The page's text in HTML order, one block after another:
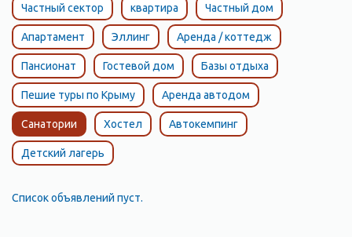
Частный сектор квартира Частный дом
Апартамент Эллинг Аренда / коттедж
Пансионат Гостевой дом Базы отдыха
Пешие туры по Крыму Аренда автодом
Санатории Хостел Автокемпинг
Детский лагерь
Список объявлений пуст.